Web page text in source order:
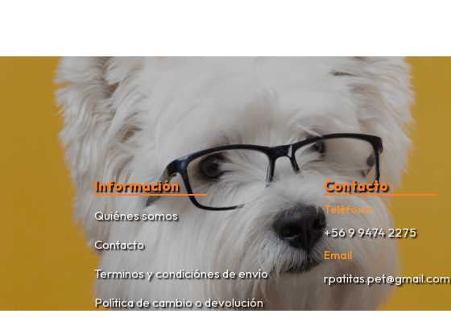
Información
Quiénes somos
Contacto
Terminos y condiciónes de envío
Política de cambio o devolución
Contacto
Teléfono
+56 9 9474 2275
Email
rpatitas.pet@gmail.com